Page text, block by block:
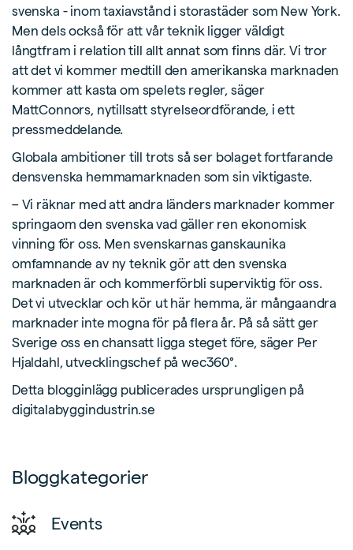
svenska - inom taxiavstånd i storastäder som New York.
Men dels också för att vår teknik ligger väldigt
långtfram i relation till allt annat som finns där. Vi tror
att det vi kommer medtill den amerikanska marknaden
kommer att kasta om spelets regler, säger
MattConnors, nytillsatt styrelseordförande, i ett
pressmeddelande.
Globala ambitioner till trots så ser bolaget fortfarande
densvenska hemmamarknaden som sin viktigaste.
– Vi räknar med att andra länders marknader kommer
springaom den svenska vad gäller ren ekonomisk
vinning för oss. Men svenskarnas ganskaunika
omfamnande av ny teknik gör att den svenska
marknaden är och kommerförbli superviktig för oss.
Det vi utvecklar och kör ut här hemma, är mångaandra
marknader inte mogna för på flera år. På så sätt ger
Sverige oss en chansatt ligga steget före, säger Per
Hjaldahl, utvecklingschef på wec360°.
Detta blogginlägg publicerades ursprungligen på
digitalabyggindustrin.se
Bloggkategorier
Events